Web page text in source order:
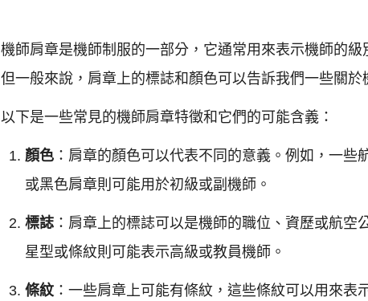
機師肩章是機師制服的一部分，它通常用來表示機師的
但一般來說，肩章上的標誌和顏色可以告訴我們一些關於
以下是一些常見的機師肩章特徵和它們的可能含義：
顏色：肩章的顏色可以代表不同的意義。例如，一些
或黑色肩章則可能用於初級或副機師。
標誌：肩章上的標誌可以是機師的職位、資歷或航空
星型或條紋則可能表示高級或教員機師。
條紋：一些肩章上可能有條紋，這些條紋可以用來表